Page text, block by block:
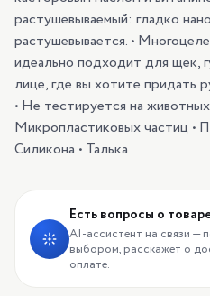
растушевываемый: гладко
растушевывается. •
идеально подходит для щек,
лице, где вы хотите придать
• Не тестируется на
Микропластиковых частиц •
Силикона • Талька
Есть вопросы о
AI-ассистент на связи —
выбором, расскажет о
оплате.